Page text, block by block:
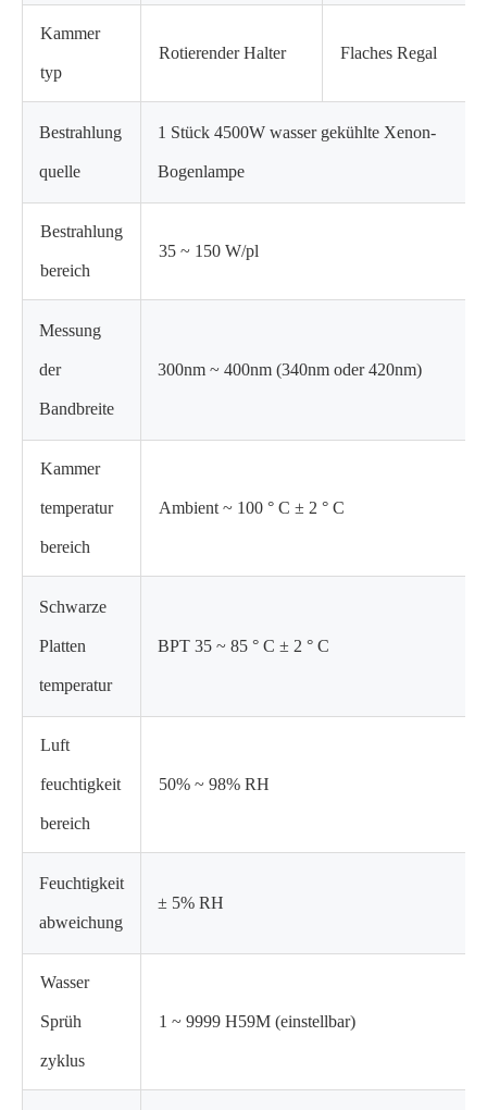
Kammer
typ
Rotierender Halter Flaches Regal
Bestrahlung
quelle
1 Stück 4500W wasser gekühlte Xenon-
Bogenlampe
Bestrahlung
bereich
35 ~ 150 W/pl
Messung
der
Bandbreite
300nm ~ 400nm (340nm oder 420nm)
Kammer
temperatur
bereich
Ambient ~ 100 ° C ± 2 ° C
Schwarze
Platten
temperatur
BPT 35 ~ 85 ° C ± 2 ° C
Luft
feuchtigkeit
bereich
50% ~ 98% RH
Feuchtigkeit
abweichung
± 5% RH
Wasser
Sprüh
zyklus
1 ~ 9999 H59M (einstellbar)